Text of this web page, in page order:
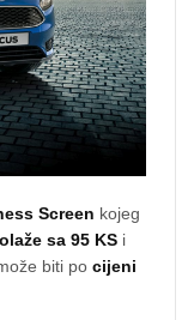
Screen kojeg
sa 95 KS i
biti po cijeni